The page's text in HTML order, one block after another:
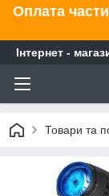
Оплата
Інтернет -
Товари та